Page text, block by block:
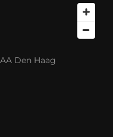
Den Haag